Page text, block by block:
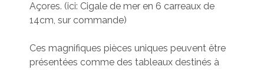
Açores. (ici: Cigale de mer en 6 carreaux de
14cm, sur commande)
Ces magnifiques pièces uniques peuvent être
présentées comme des tableaux destinés à